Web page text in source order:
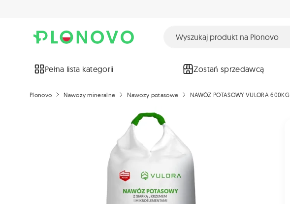
Pełna lista kategorii Zostań sprzedawcą
Plonovo Nawozy mineralne Nawozy potasowe NAWÓZ POTASOWY VULORA 600KG